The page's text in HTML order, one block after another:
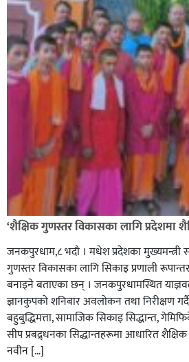
सिराहा-२ मा संजय यादव भिड्ने !
रक्तदान सेवामा जिल्लामै दोस्रो स्थान
रेडक्रस सिराहा द्वारा सम्मानित
‘शैक्षिक गुणस्तर विकासका लागि प्रदेशमा
जनकपुरधाम,८ भदौ । मधेश प्रदेशका
गुणस्तर विकासका लागि सिकाइ प्रणाली
बनाइने बताएका छन् । जनकपुरधामस्थित
ज्ञानकुपको शनिबार अवलोकन तथा निरीक्षण
बहुबुद्धिमत्ता, सामाजिक सिकाइ सिद्धान्त,
सीप प्रबद्र्धनका सिद्धान्तहरूमा आधारित
नवीन […]